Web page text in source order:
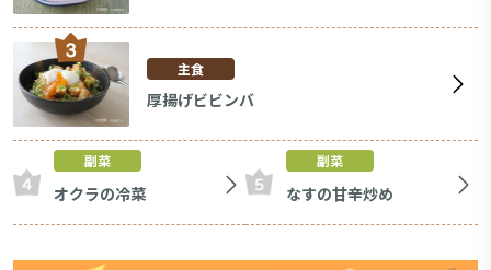
主食
厚揚げビビンバ
副菜
オクラの冷菜
副菜
なすの甘辛炒め